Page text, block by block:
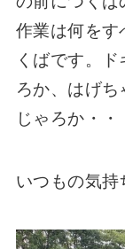
作業は何をす
くばです。
ろか、はげ
じゃろか・
いつもの気持